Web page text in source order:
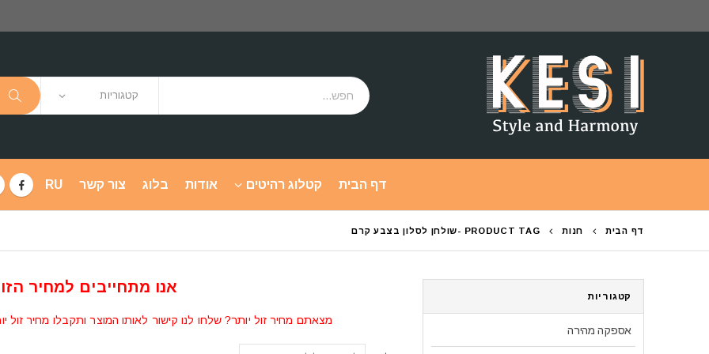
קטגוריות
דף הבית קטלוג רהיטים אודות בלוג צור קשר RU
דף הבית חנות PRODUCT TAG - שולחן לסלון בצבע קרם
אנו מתחייבים למחיר
מצאתם מחיר זול יותר? שלחו לנו קישור לאותו המוצר ותקבלו מחיר זול
קטגוריות
אספקה מהירה